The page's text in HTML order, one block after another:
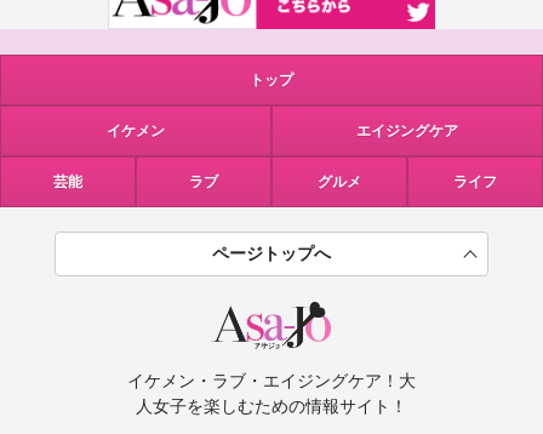
トップ
イケメン エイジングケア
芸能 ラブ グルメ ライフ
ページトップへ
イケメン・ラブ・エイジングケア！大
人女子を楽しむための情報サイト！